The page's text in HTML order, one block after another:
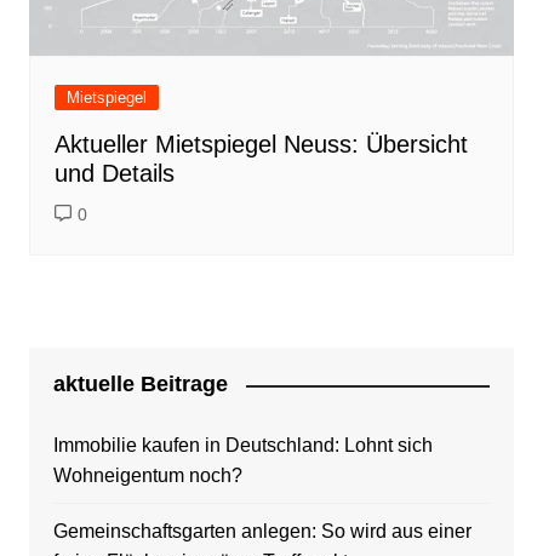
Mietspiegel
Aktueller Mietspiegel Neuss: Übersicht
und Details
0
aktuelle Beitrage
Immobilie kaufen in Deutschland: Lohnt sich
Wohneigentum noch?
Gemeinschaftsgarten anlegen: So wird aus einer